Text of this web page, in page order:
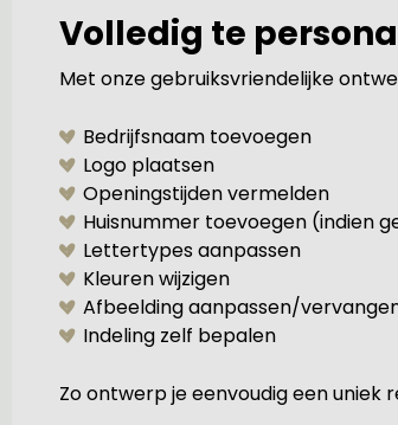
Volledig te
Met onze gebruiksvriendelijke
Bedrijfsnaam toevoegen
Logo plaatsen
Openingstijden vermelden
Huisnummer toevoegen (indien
Lettertypes aanpassen
Kleuren wijzigen
Afbeelding aanpassen/
Indeling zelf bepalen
Zo ontwerp je eenvoudig een